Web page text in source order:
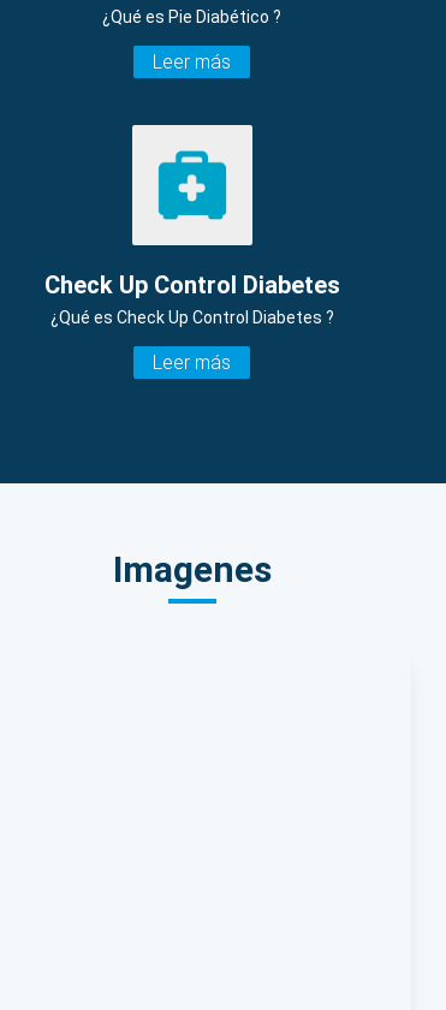
¿Qué es Pie Diabético ?
Leer más
Check Up Control Diabetes
¿Qué es Check Up Control Diabetes ?
Leer más
Imagenes